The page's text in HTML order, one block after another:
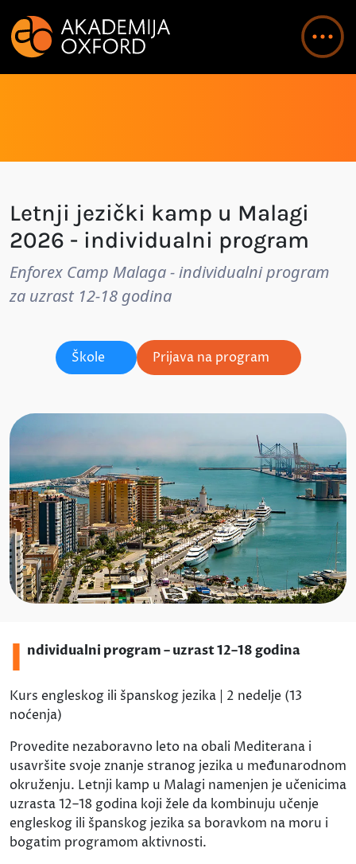
Letnji jezički kamp u Malagi
2026 - individualni program
Enforex Camp Malaga - individualni program
za uzrast 12-18 godina
Škole Prijava na program
I ndividualni program – uzrast 12–18 godina
Kurs engleskog ili španskog jezika | 2 nedelje (13
noćenja)
Provedite nezaboravno leto na obali Mediterana i
usavršite svoje znanje stranog jezika u međunarodnom
okruženju. Letnji kamp u Malagi namenjen je učenicima
uzrasta 12–18 godina koji žele da kombinuju učenje
engleskog ili španskog jezika sa boravkom na moru i
bogatim programom aktivnosti.